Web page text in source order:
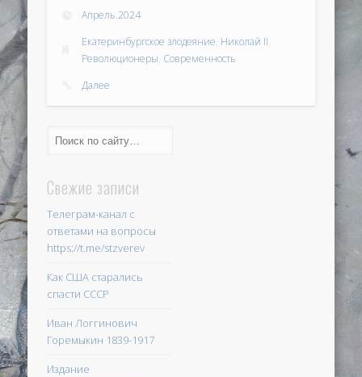
Апрель.2024
Екатеринбургское злодеяние, Николай II,
Революционеры, Современность
Далее
Свежие записи
Телеграм-канал с
ответами на вопросы
https://t.me/stzverev
Как США старались
спасти СССР
Иван Логгинович
Горемыкин 1839-1917
Издание